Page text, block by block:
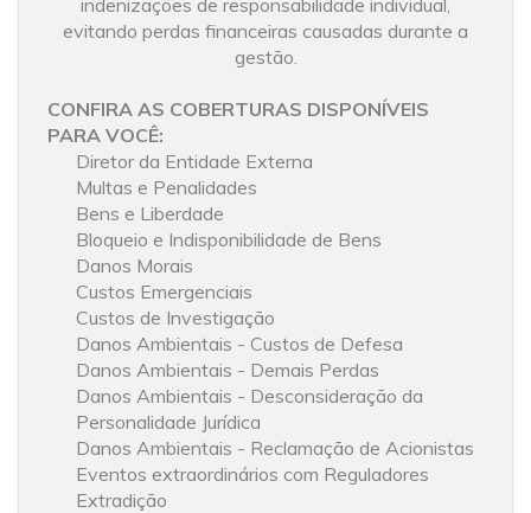
indenizações de responsabilidade individual,
evitando perdas financeiras causadas durante a
gestão.
CONFIRA AS COBERTURAS DISPONÍVEIS
PARA VOCÊ:
Diretor da Entidade Externa
Multas e Penalidades
Bens e Liberdade
Bloqueio e Indisponibilidade de Bens
Danos Morais
Custos Emergenciais
Custos de Investigação
Danos Ambientais - Custos de Defesa
Danos Ambientais - Demais Perdas
Danos Ambientais - Desconsideração da
Personalidade Jurídica
Danos Ambientais - Reclamação de Acionistas
Eventos extraordinários com Reguladores
Extradição